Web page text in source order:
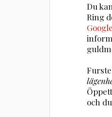
Du
Ring
Google
och